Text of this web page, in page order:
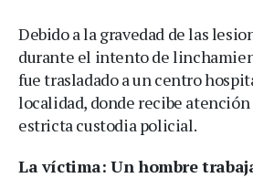
Debido a la gravedad de las
durante el intento de
fue trasladado a un centro
localidad, donde recibe atención
estricta custodia policial.
La víctima: Un hombre